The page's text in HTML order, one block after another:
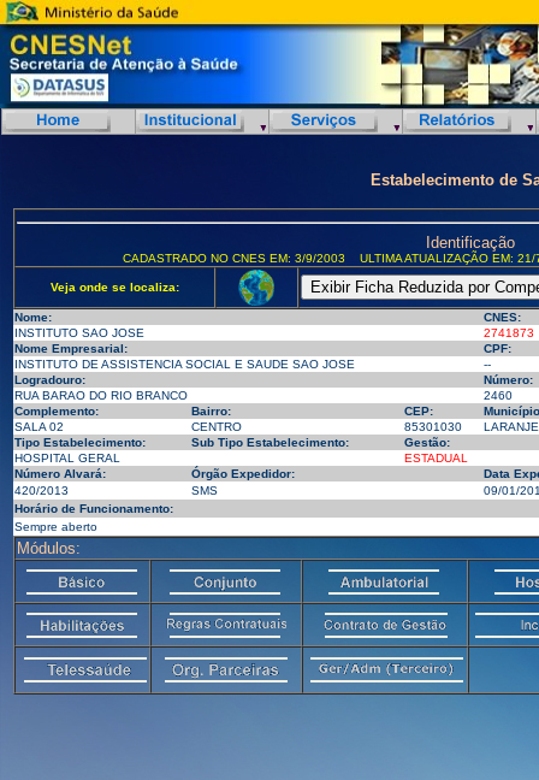
Estabelecimento de
Identificação
CADASTRADO NO CNES EM: 3/9/2003 ULTIMA ATUALIZAÇÃO EM:
Veja onde se localiza:
Nome:
CNES:
INSTITUTO SAO JOSE
2741873
Nome Empresarial:
CPF:
INSTITUTO DE ASSISTENCIA SOCIAL E SAUDE SAO JOSE
--
Logradouro:
Número:
RUA BARAO DO RIO BRANCO
2460
Complemento:
Bairro: CEP:
SALA 02
CENTRO 85301030
Tipo Estabelecimento:
Sub Tipo Estabelecimento:
Gestão:
HOSPITAL GERAL
ESTADUAL
Número Alvará:
Órgão Expedidor:
Data
420/2013
SMS
09/01/
Horário de Funcionamento:
Sempre aberto
Módulos: